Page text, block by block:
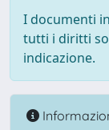
I documenti
tutti i diritti
indicazione.